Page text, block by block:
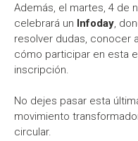
Además, el martes, 4 de
celebrará un Infoday,
resolver dudas, conocer
cómo participar en esta
inscripción.
No dejes pasar esta
movimiento
circular.